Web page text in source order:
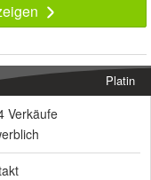
Platin
Verkäufe